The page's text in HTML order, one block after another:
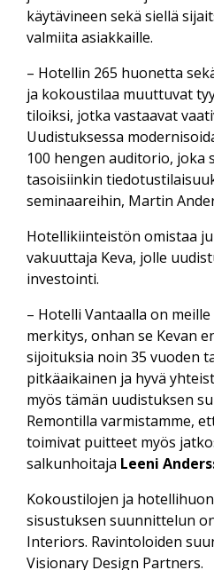
käytävineen sekä siellä
valmiita asiakkaille.
– Hotellin 265 huonetta
ja kokous­tilaa muuttuvat
tiloiksi, jotka vastaavat
Uudistuksessa
100 hengen auditorio,
tasoisiinkin
seminaareihin, Martin
Hotellikiinteistön omistaa
vakuuttaja Keva, jolle
investointi.
– Hotelli Vantaalla on
merkitys, onhan se Kevan
sijoituksia noin 35 vuoden
pitkä­aikainen ja hyvä
myös tämän uudistuksen
Remontilla varmistamme,
toimivat puitteet myös
salkunhoitaja Leeni
Kokoustilojen ja
sisustuksen suunnittelun
Interiors. Ravintoloiden
Visionary Design Partners.